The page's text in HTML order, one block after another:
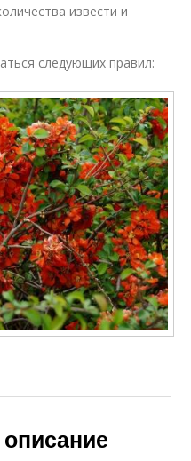
извести и
следующих правил: